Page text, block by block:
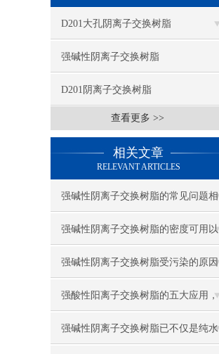
D201大孔阴离子交换树脂
强碱性阴离子交换树脂
D201阴离子交换树脂
查看更多 >>
相关文章
RELEVANT ARTICLES
强碱性阴离子交换树脂的常见问题相
应解决方法分享
强碱性阴离子交换树脂的密度可用以
下方法表示
强碱性阴离子交换树脂受污染的原因
有哪些
强酸性阳离子交换树脂的五大应用，
你知道吗？
强碱性阴离子交换树脂已不仅是纯水